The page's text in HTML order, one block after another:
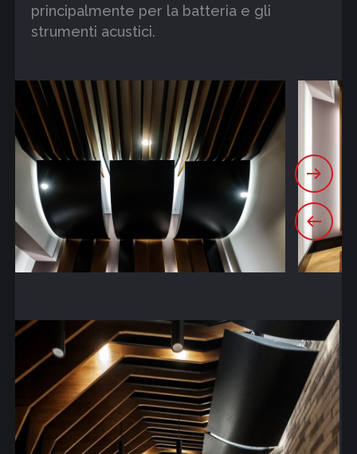
principalmente per la batteria e gli
strumenti acustici.